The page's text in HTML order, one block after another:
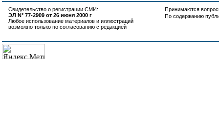
Свидетельство о регистрации СМИ:
ЭЛ N° 77-2909 от 26 июня 2000 г
Любое использование материалов и иллюстраций
возможно только по согласованию с редакцией
Принимаются
По содержанию